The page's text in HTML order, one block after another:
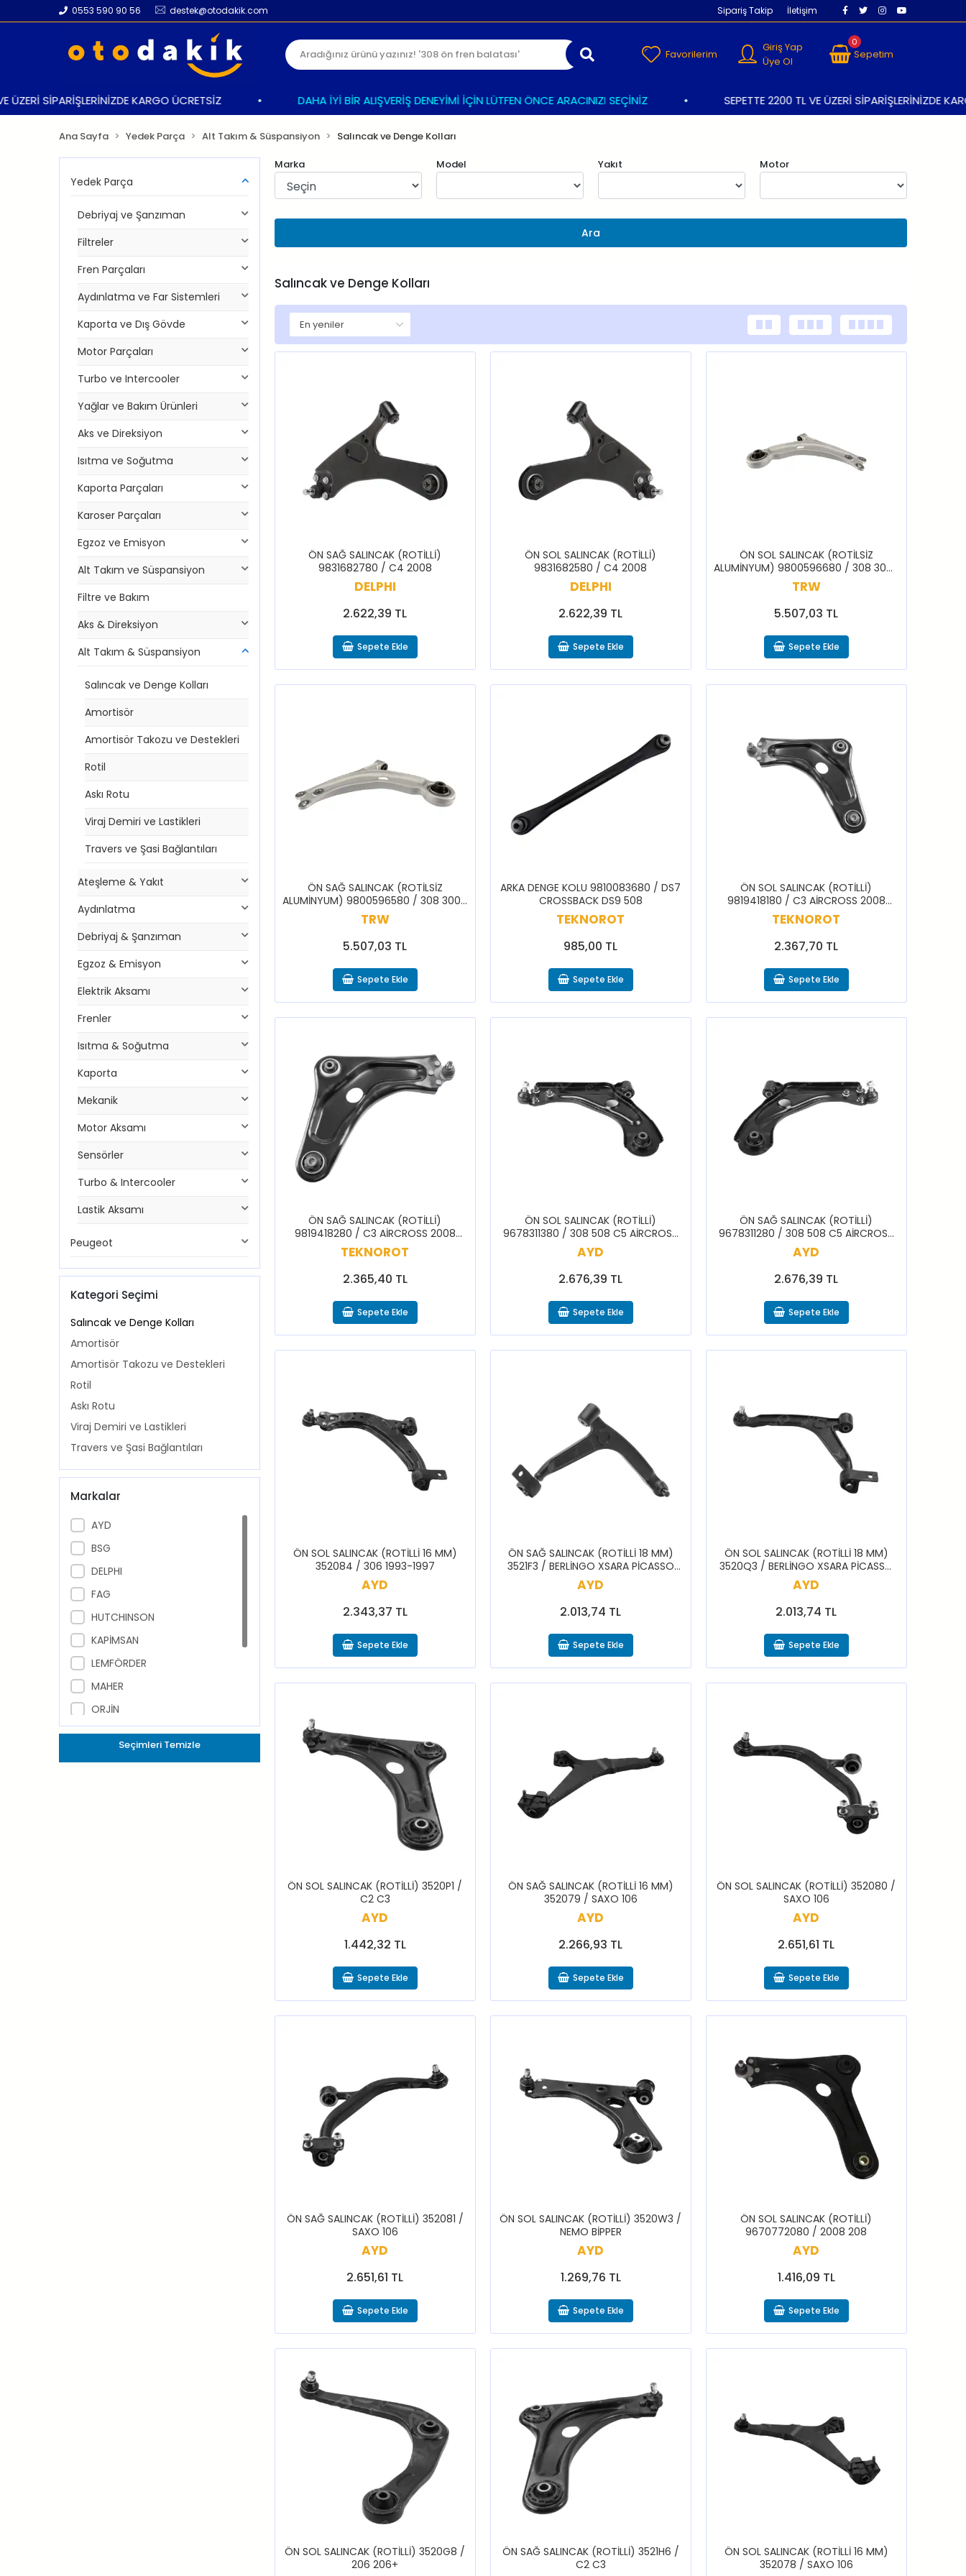
SİPARİŞLERİNİZDE KARGO ÜCRETSİZ DAHA İYİ BİR ALIŞVERİŞ DENEYİMİ İÇİN LÜTFEN ÖNCE ARACINIZI SEÇİNİZ SEPETTE 2200 TL VE ÜZERİ SİPARİŞLERİNİZDE KARGO
0553 590 90 56 destek@otodakik.com Sipariş Takip İletişim
Favorilerim
Giriş Yap
Üye Ol
0
Sepetim
Ana Sayfa Yedek Parça Alt Takım & Süspansiyon Salıncak ve Denge Kolları
Yedek Parça
Debriyaj ve Şanzıman
Filtreler
Fren Parçaları
Aydınlatma ve Far Sistemleri
Kaporta ve Dış Gövde
Motor Parçaları
Turbo ve Intercooler
Yağlar ve Bakım Ürünleri
Aks ve Direksiyon
Isıtma ve Soğutma
Kaporta Parçaları
Karoser Parçaları
Egzoz ve Emisyon
Alt Takım ve Süspansiyon
Filtre ve Bakım
Aks & Direksiyon
Alt Takım & Süspansiyon
Salıncak ve Denge Kolları
Amortisör
Amortisör Takozu ve Destekleri
Rotil
Askı Rotu
Viraj Demiri ve Lastikleri
Travers ve Şasi Bağlantıları
Ateşleme & Yakıt
Aydınlatma
Debriyaj & Şanzıman
Egzoz & Emisyon
Elektrik Aksamı
Frenler
Isıtma & Soğutma
Kaporta
Mekanik
Motor Aksamı
Sensörler
Turbo & Intercooler
Lastik Aksamı
Peugeot
Kategori Seçimi
Salıncak ve Denge Kolları
Amortisör
Amortisör Takozu ve Destekleri
Rotil
Askı Rotu
Viraj Demiri ve Lastikleri
Travers ve Şasi Bağlantıları
Markalar
AYD
BSG
DELPHI
FAG
HUTCHINSON
KAPİMSAN
LEMFÖRDER
MAHER
ORJİN
RAPRO
TEKNOROT
Seçimleri Temizle
Marka Model Yakıt Motor
Ara
Salıncak ve Denge Kolları
ÖN SAĞ SALINCAK (ROTİLLİ)
9831682780 / C4 2008
DELPHI
2.622,39 TL
Sepete Ekle
ÖN SOL SALINCAK (ROTİLLİ)
9831682580 / C4 2008
DELPHI
2.622,39 TL
Sepete Ekle
ÖN SOL SALINCAK (ROTİLSİZ
ALUMİNYUM) 9800596680 / 308 3008
5008 DS7 C4 GRAND PICASSO
TRW
5.507,03 TL
Sepete Ekle
ÖN SAĞ SALINCAK (ROTİLSİZ
ALUMİNYUM) 9800596580 / 308 3008
5008 DS7 C4 GRAND PICASSO
TRW
5.507,03 TL
Sepete Ekle
ARKA DENGE KOLU 9810083680 / DS7
CROSSBACK DS9 508
TEKNOROT
985,00 TL
Sepete Ekle
ÖN SOL SALINCAK (ROTİLLİ)
9819418180 / C3 AİRCROSS 2008
2018>2019
TEKNOROT
2.367,70 TL
Sepete Ekle
ÖN SAĞ SALINCAK (ROTİLLİ)
9819418280 / C3 AİRCROSS 2008
2018>2019
TEKNOROT
2.365,40 TL
Sepete Ekle
ÖN SOL SALINCAK (ROTİLLİ)
9678311380 / 308 508 C5 AİRCROSS
3008 5008 RİFTER PARTNER BERLİNGO
AYD
2.676,39 TL
Sepete Ekle
ÖN SAĞ SALINCAK (ROTİLLİ)
9678311280 / 308 508 C5 AİRCROSS
3008 5008 RİFTER PARTNER BERLİNGO
AYD
2.676,39 TL
Sepete Ekle
ÖN SOL SALINCAK (ROTİLLİ 16 MM)
352084 / 306 1993-1997
AYD
2.343,37 TL
Sepete Ekle
ÖN SAĞ SALINCAK (ROTİLLİ 18 MM)
3521F3 / BERLİNGO XSARA PİCASSO
PARTNER
AYD
2.013,74 TL
Sepete Ekle
ÖN SOL SALINCAK (ROTİLLİ 18 MM)
3520Q3 / BERLİNGO XSARA PİCASSO
PARTNER
AYD
2.013,74 TL
Sepete Ekle
ÖN SOL SALINCAK (ROTİLLİ) 3520P1 /
C2 C3
AYD
1.442,32 TL
Sepete Ekle
ÖN SAĞ SALINCAK (ROTİLLİ 16 MM)
352079 / SAXO 106
AYD
2.266,93 TL
Sepete Ekle
ÖN SOL SALINCAK (ROTİLLİ) 352080 /
SAXO 106
AYD
2.651,61 TL
Sepete Ekle
ÖN SAĞ SALINCAK (ROTİLLİ) 352081 /
SAXO 106
AYD
2.651,61 TL
Sepete Ekle
ÖN SOL SALINCAK (ROTİLLİ) 3520W3 /
NEMO BİPPER
AYD
1.269,76 TL
Sepete Ekle
ÖN SOL SALINCAK (ROTİLLİ)
9670772080 / 2008 208
AYD
1.416,09 TL
Sepete Ekle
ÖN SOL SALINCAK (ROTİLLİ) 3520G8 /
206 206+
ÖN SAĞ SALINCAK (ROTİLLİ) 3521H6 /
C2 C3
ÖN SOL SALINCAK (ROTİLLİ 16 MM)
352078 / SAXO 106